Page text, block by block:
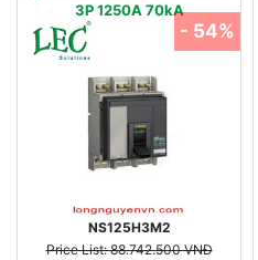
3P 1250A 70kA
NS125H3M2
Price List: 88.742.500 VNĐ
- 54%